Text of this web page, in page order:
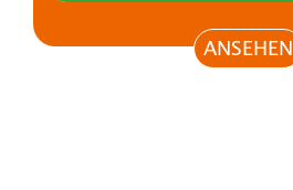
ANSEHEN